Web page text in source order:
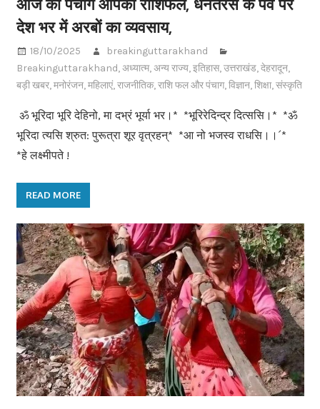
देश भर में अरबों का व्यवसाय,
18/10/2025
breakinguttarakhand
Breakinguttarakhand,अध्यात्म,अन्य राज्य,इतिहास,उत्तराखंड,देहरादून,
बड़ी खबर,मनोरंजन,महिलाएं,राजनीतिक,राशि फल और पंचाग,विज्ञान,शिक्षा,संस्कृति
ॐ भूरिदा भूरि देहिनो, मा दभ्रं भूर्या भर।* *भूरिरेदिन्द्र दित्ससि।* *ॐ
भूरिदा त्यसि श्रुत: पुरूत्रा शूर वृत्रहन्* *आ नो भजस्व राधसि।।´*
*हे लक्ष्मीपते !
READ MORE